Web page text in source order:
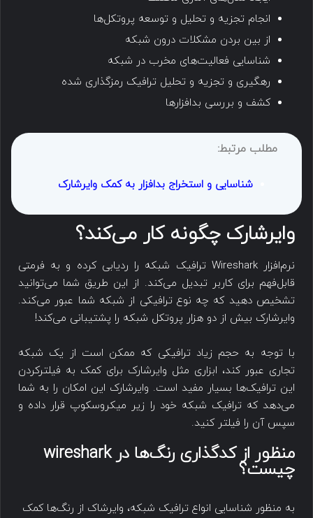
انجام تجزیه و تحلیل و توسعه پروتکل‌ها
از بین بردن مشکلات درون شبکه
شناسایی فعالیت‌های مخرب در شبکه
رهگیری و تجزیه و تحلیل ترافیک رمزگذاری شده
کشف و بررسی بدافزارها
مطلب مرتبط:
شناسایی و استخراج بدافزار به کمک وایرشارک
وایرشارک چگونه کار می‌کند؟
نرم‌افزار Wireshark ترافیک شبکه را ردیابی کرده و به فرمتی
قابل‌فهم برای کاربر تبدیل می‌کند. از این طریق شما می‌توانید
تشخیص دهید که چه نوع ترافیکی از شبکه شما عبور می‌کند.
وایرشارک بیش از دو هزار پروتکل شبکه را پشتیبانی می‌کند!
با توجه به حجم زیاد ترافیکی که ممکن است از یک شبکه
تجاری عبور کند، ابزاری مثل وایرشارک برای کمک به فیلترکردن
این ترافیک‌ها بسیار مفید است. وایرشارک این امکان را به شما
می‌دهد که ترافیک شبکه خود را زیر میکروسکوپ قرار داده و
سپس آن را فیلتر کنید.
منظور از کدگذاری رنگ‌ها در wireshark
چیست؟
به منظور شناسایی انواع ترافیک شبکه، وایرشاک از رنگ‌ها کمک